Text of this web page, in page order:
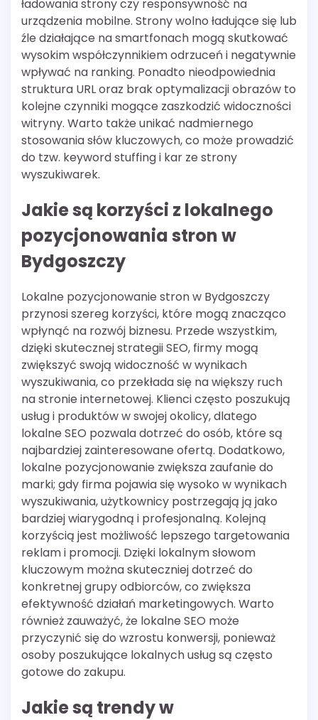
ładowania strony czy responsywność na
urządzenia mobilne. Strony wolno ładujące się lub
źle działające na smartfonach mogą skutkować
wysokim współczynnikiem odrzuceń i negatywnie
wpływać na ranking. Ponadto nieodpowiednia
struktura URL oraz brak optymalizacji obrazów to
kolejne czynniki mogące zaszkodzić widoczności
witryny. Warto także unikać nadmiernego
stosowania słów kluczowych, co może prowadzić
do tzw. keyword stuffing i kar ze strony
wyszukiwarek.
Jakie są korzyści z lokalnego
pozycjonowania stron w
Bydgoszczy
Lokalne pozycjonowanie stron w Bydgoszczy
przynosi szereg korzyści, które mogą znacząco
wpłynąć na rozwój biznesu. Przede wszystkim,
dzięki skutecznej strategii SEO, firmy mogą
zwiększyć swoją widoczność w wynikach
wyszukiwania, co przekłada się na większy ruch
na stronie internetowej. Klienci często poszukują
usług i produktów w swojej okolicy, dlatego
lokalne SEO pozwala dotrzeć do osób, które są
najbardziej zainteresowane ofertą. Dodatkowo,
lokalne pozycjonowanie zwiększa zaufanie do
marki; gdy firma pojawia się wysoko w wynikach
wyszukiwania, użytkownicy postrzegają ją jako
bardziej wiarygodną i profesjonalną. Kolejną
korzyścią jest możliwość lepszego targetowania
reklam i promocji. Dzięki lokalnym słowom
kluczowym można skuteczniej dotrzeć do
konkretnej grupy odbiorców, co zwiększa
efektywność działań marketingowych. Warto
również zauważyć, że lokalne SEO może
przyczynić się do wzrostu konwersji, ponieważ
osoby poszukujące lokalnych usług są często
gotowe do zakupu.
Jakie są trendy w